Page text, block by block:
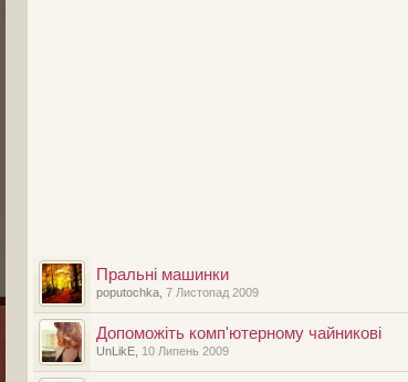
Пральні машинки
poputochka 7 Листопад 2009
Допоможіть комп'ютерному чайникові
UnLikE 10 Липень 2009